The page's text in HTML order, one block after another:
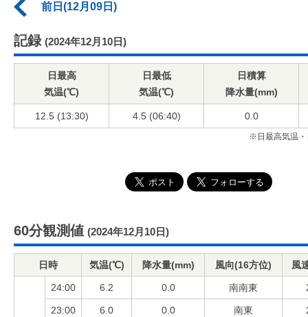
前日(12月09日)
記録 (2024年12月10日)
日最高
気温(℃)
日最低
気温(℃)
日積算
降水量(mm)
12.5 (13:30) 4.5 (06:40) 0.0
※日最高気温・
60分観測値 (2024年12月10日)
日時 気温(℃) 降水量(mm) 風向(16方位) 風
24:00 6.2 0.0 南南東
23:00 6.0 0.0 南東